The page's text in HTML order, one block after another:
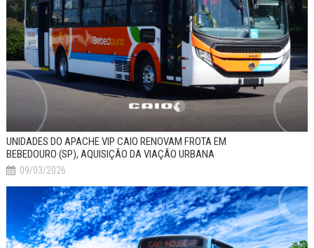
UNIDADES DO APACHE VIP CAIO RENOVAM FROTA EM
BEBEDOURO (SP), AQUISIÇÃO DA VIAÇÃO URBANA
09/03/2026